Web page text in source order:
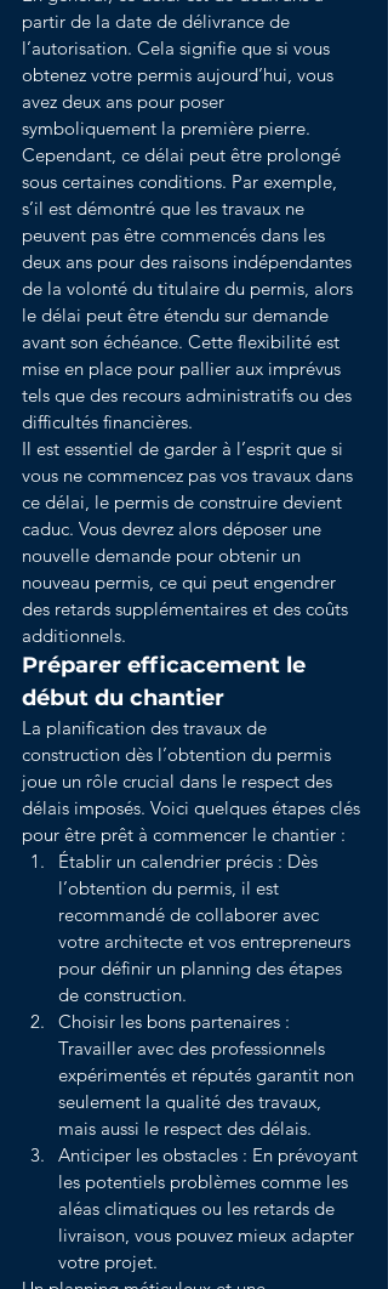
partir de la date de délivrance de
l’autorisation. Cela signifie que si vous
obtenez votre permis aujourd’hui, vous
avez deux ans pour poser
symboliquement la première pierre.
Cependant, ce délai peut être prolongé
sous certaines conditions. Par exemple,
s’il est démontré que les travaux ne
peuvent pas être commencés dans les
deux ans pour des raisons indépendantes
de la volonté du titulaire du permis, alors
le délai peut être étendu sur demande
avant son échéance. Cette flexibilité est
mise en place pour pallier aux imprévus
tels que des recours administratifs ou des
difficultés financières.
Il est essentiel de garder à l’esprit que si
vous ne commencez pas vos travaux dans
ce délai, le permis de construire devient
caduc. Vous devrez alors déposer une
nouvelle demande pour obtenir un
nouveau permis, ce qui peut engendrer
des retards supplémentaires et des coûts
additionnels.
Préparer efficacement le
début du chantier
La planification des travaux de
construction dès l’obtention du permis
joue un rôle crucial dans le respect des
délais imposés. Voici quelques étapes clés
pour être prêt à commencer le chantier :
Établir un calendrier précis : Dès
l’obtention du permis, il est
recommandé de collaborer avec
votre architecte et vos entrepreneurs
pour définir un planning des étapes
de construction.
Choisir les bons partenaires :
Travailler avec des professionnels
expérimentés et réputés garantit non
seulement la qualité des travaux,
mais aussi le respect des délais.
Anticiper les obstacles : En prévoyant
les potentiels problèmes comme les
aléas climatiques ou les retards de
livraison, vous pouvez mieux adapter
votre projet.